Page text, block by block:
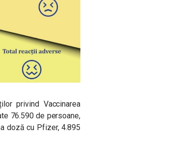
privind Vaccinarea
76.590 de persoane,
doză cu Pfizer, 4.895